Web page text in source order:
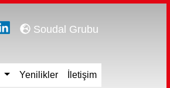
Soudal Grubu
Yenilikler İletişim